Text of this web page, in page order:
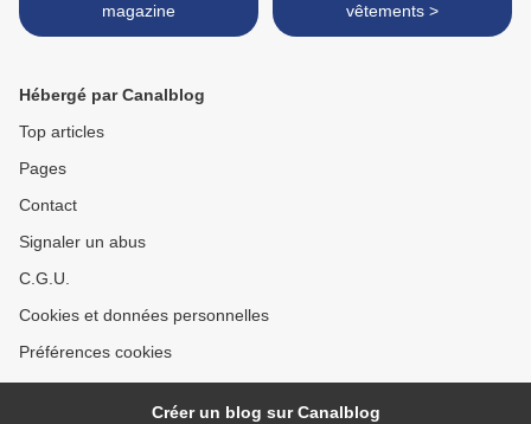
magazine
vêtements >
Hébergé par Canalblog
Top articles
Pages
Contact
Signaler un abus
C.G.U.
Cookies et données personnelles
Préférences cookies
Créer un blog sur Canalblog